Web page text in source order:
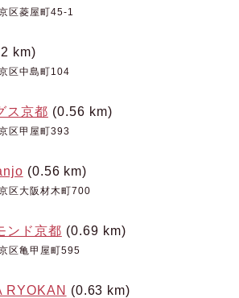
区菱屋町45-1
km)
区中島町104
ス京都 (0.56 km)
区甲屋町393
(0.56 km)
区大阪材木町700
ンド京都 (0.69 km)
区亀甲屋町595
RYOKAN (0.63 km)